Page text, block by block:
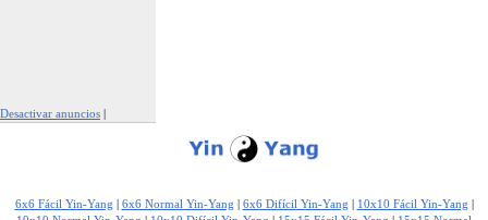
Desactivar anuncios |
6x6 Fácil Yin-Yang 6x6 Normal Yin-Yang 6x6 Difícil Yin-Yang 10x10 Fácil Yin-Yang